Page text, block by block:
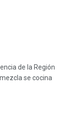
de la Región
se cocina